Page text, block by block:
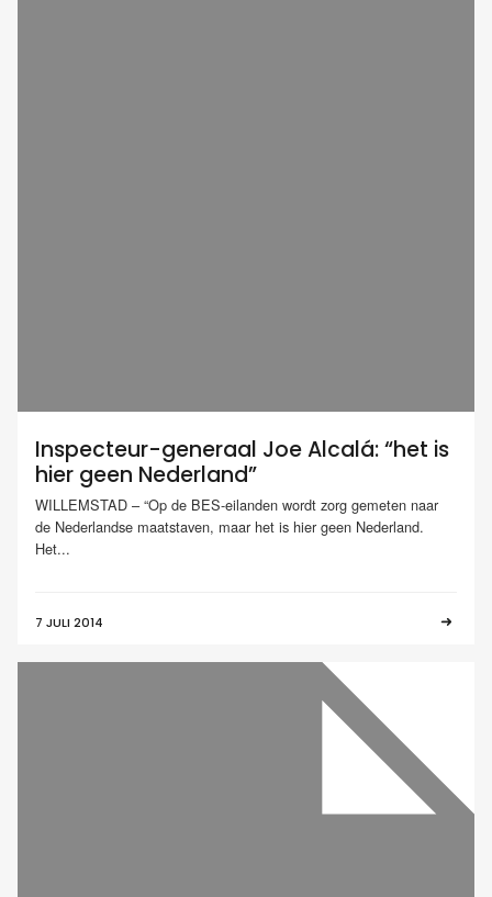
Inspecteur-generaal Joe Alcalá: “het is
hier geen Nederland”
WILLEMSTAD – “Op de BES-eilanden wordt zorg gemeten naar
de Nederlandse maatstaven, maar het is hier geen Nederland.
Het...
7 JULI 2014